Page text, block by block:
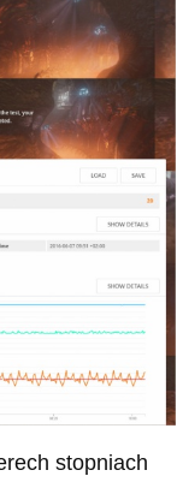
stopniach